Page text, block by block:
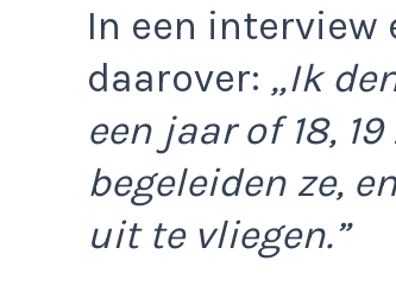
In een interview
daarover: „Ik
een jaar of 18,
begeleiden ze,
uit te vliegen.”